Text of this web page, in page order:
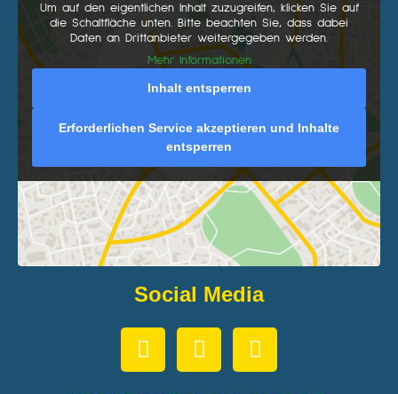
Um auf den eigentlichen Inhalt zuzugreifen, klicken Sie auf
die Schaltfläche unten. Bitte beachten Sie, dass dabei
Daten an Drittanbieter weitergegeben werden.
Mehr Informationen
Inhalt entsperren
Erforderlichen Service akzeptieren und Inhalte
entsperren
Social Media